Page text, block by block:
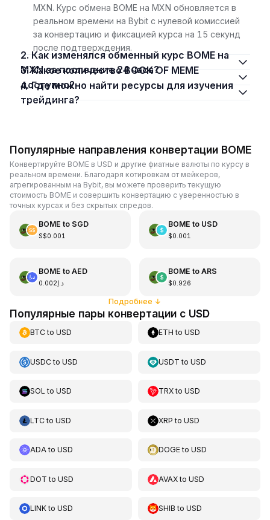
MXN. Курс обмена BOME на MXN обновляется в
реальном времени на Bybit с нулевой комиссией
за конвертацию и фиксацией курса на 15 секунд
после подтверждения.
2. Как изменялся обменный курс BOME на
MXN за последние 24 часа?
3. Какое количество BOOK OF MEME
доступно?
4. Где можно найти ресурсы для изучения
трейдинга?
Популярные направления конвертации BOME
Конвертируйте BOME в USD и другие фиатные валюты по курсу в
реальном времени. Благодаря котировкам от мейкеров,
агрегированным на Bybit, вы можете проверить текущую
стоимость BOME и совершить конвертацию с уверенностью в
точных курсах и без скрытых спредов.
BOME to SGD
S$0.001
BOME to USD
$0.001
BOME to AED
د.إ0.002
BOME to ARS
$0.926
Подробнее ↓
Популярные пары конвертации с USD
BTCto USD ETH toUSD
USDCto USD USDT toUSD
SOL to USD TRXtoUSD
LTCto USD XRP toUSD
ADAto USD DOGEtoUSD
DOT to USD AVAXtoUSD
LINKto USD SHIB toUSD